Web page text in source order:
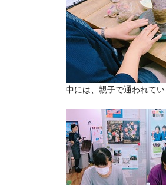
中には、親子で通われて